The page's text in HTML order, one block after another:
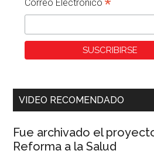
Correo Electronico*
VIDEO RECOMENDADO
Fue archivado el
Reforma a la Salud